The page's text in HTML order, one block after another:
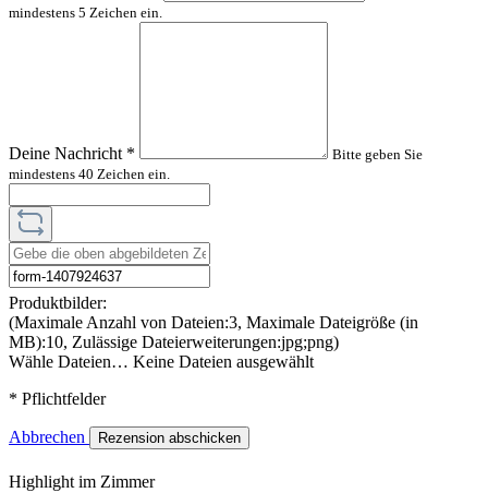
mindestens 5 Zeichen ein.
Deine Nachricht *
Bitte geben Sie
mindestens 40 Zeichen ein.
Produktbilder:
(Maximale Anzahl von Dateien:3, Maximale Dateigröße (in
MB):10, Zulässige Dateierweiterungen:jpg;png)
Wähle Dateien… Keine Dateien ausgewählt
* Pflichtfelder
Abbrechen Rezension abschicken
Highlight im Zimmer